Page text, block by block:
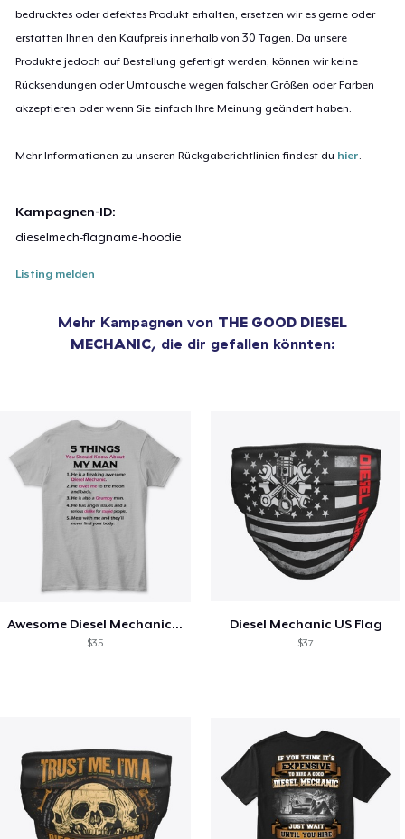
bedrucktes oder defektes Produkt erhalten, ersetzen wir es gerne oder
erstatten Ihnen den Kaufpreis innerhalb von 30 Tagen. Da unsere
Produkte jedoch auf Bestellung gefertigt werden, können wir keine
Rücksendungen oder Umtausche wegen falscher Größen oder Farben
akzeptieren oder wenn Sie einfach Ihre Meinung geändert haben.
Mehr Informationen zu unseren Rückgaberichtlinien findest du hier.
Kampagnen-ID:
dieselmech-flagname-hoodie
Listing melden
Mehr Kampagnen von THE GOOD DIESEL
MECHANIC, die dir gefallen könnten:
Awesome Diesel Mechanic's Wife
$35
Diesel Mechanic US Flag
$37